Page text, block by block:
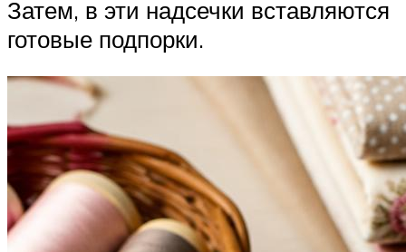
Затем, в эти надсечки вставляются
готовые подпорки.